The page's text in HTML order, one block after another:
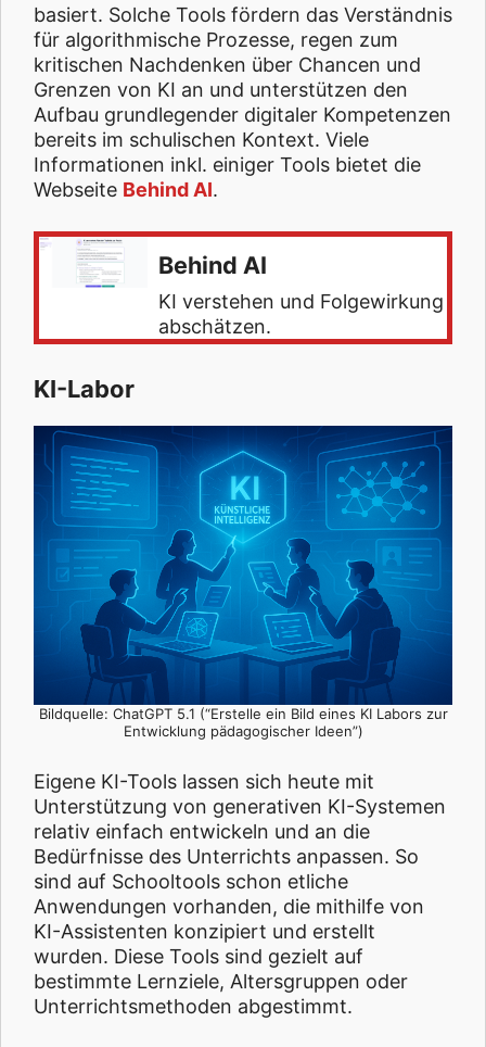
basiert. Solche Tools fördern das Verständnis
für algorithmische Prozesse, regen zum
kritischen Nachdenken über Chancen und
Grenzen von KI an und unterstützen den
Aufbau grundlegender digitaler Kompetenzen
bereits im schulischen Kontext. Viele
Informationen inkl. einiger Tools bietet die
Webseite Behind AI.
Behind AI
KI verstehen und Folgewirkung
abschätzen.
KI-Labor
Bildquelle: ChatGPT 5.1 (“Erstelle ein Bild eines KI Labors zur
Entwicklung pädagogischer Ideen”)
Eigene KI-Tools lassen sich heute mit
Unterstützung von generativen KI-Systemen
relativ einfach entwickeln und an die
Bedürfnisse des Unterrichts anpassen. So
sind auf Schooltools schon etliche
Anwendungen vorhanden, die mithilfe von
KI-Assistenten konzipiert und erstellt
wurden. Diese Tools sind gezielt auf
bestimmte Lernziele, Altersgruppen oder
Unterrichtsmethoden abgestimmt.